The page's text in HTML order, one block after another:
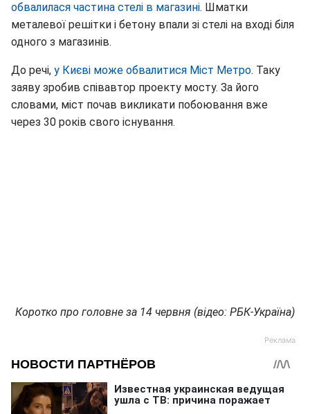
обвалилася частина стелі в магазині. Шматки
металевої решітки і бетону впали зі стелі на вході біля
одного з магазинів.
До речі, у Києві може обвалитися Міст Метро. Таку
заяву зробив співавтор проекту мосту. За його
словами, міст почав викликати побоювання вже
через 30 років свого існування.
Коротко про головне за 14 червня (відео: РБК-Україна)